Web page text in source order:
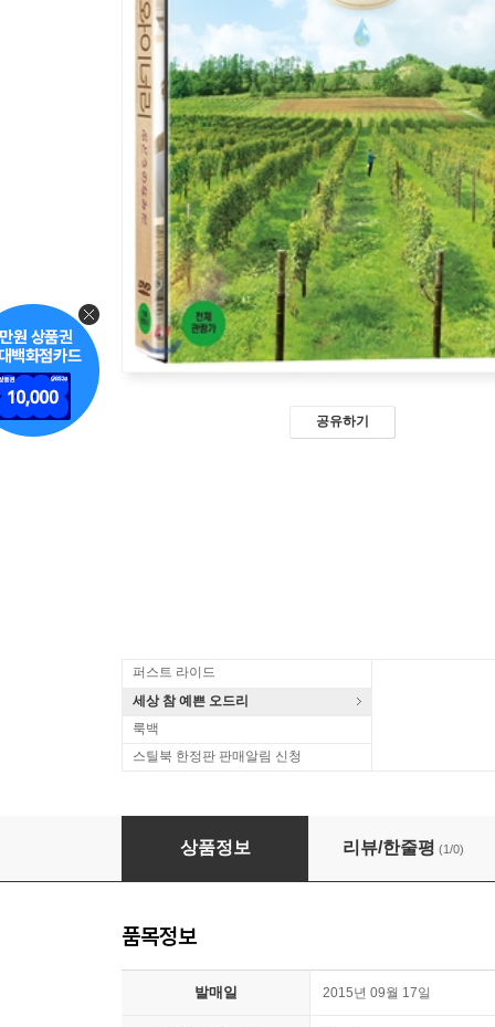
공유하기
퍼스트 라이드
세상 참 예쁜 오드리
룩백
스틸북 한정판 판매알림 신청
해피해피 와이너리
상품정보 리뷰/한줄평 (1/0)
품목정보
발매일 2015년 09월 17일